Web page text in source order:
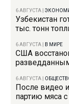
6 АВГУСТА |
Узбекистан
тыс. тонн
6 АВГУСТА В МИРЕ
США
6 АВГУСТА
После видео
партию мяса